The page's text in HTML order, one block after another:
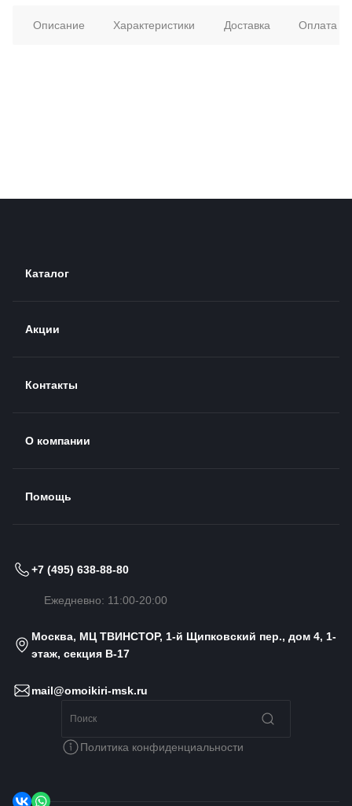
Описание Характеристики Доставка Оплата
Каталог
Акции
Контакты
О компании
Помощь
+7 (495) 638-88-80
Ежедневно: 11:00-20:00
Москва, МЦ ТВИНСТОР, 1-й Щипковский пер., дом 4, 1-
этаж, секция B-17
mail@omoikiri-msk.ru
Политика конфиденциальности